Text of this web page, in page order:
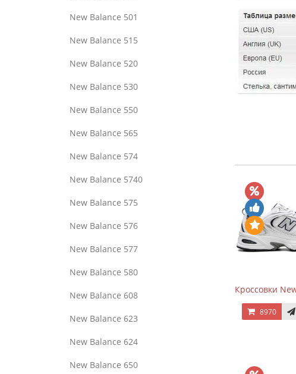
New Balance 501
New Balance 515
New Balance 520
New Balance 530
New Balance 550
New Balance 565
New Balance 574
New Balance 5740
New Balance 575
New Balance 576
New Balance 577
New Balance 580
New Balance 608
New Balance 623
New Balance 624
New Balance 650
Кроссовки
8970